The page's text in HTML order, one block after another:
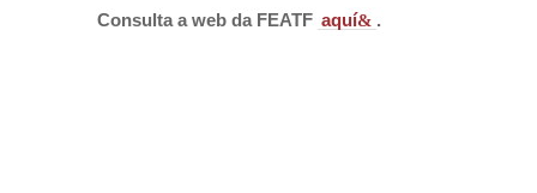
Consulta a web da FEATF aquí .